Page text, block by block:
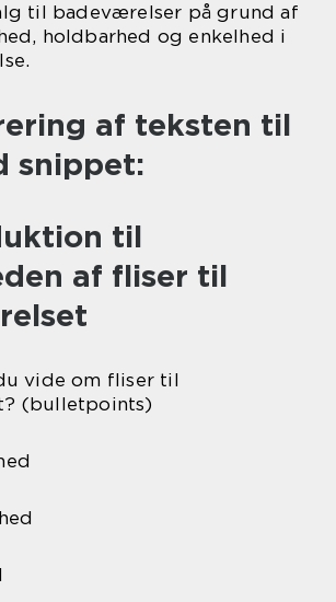
til badeværelser på grund af
holdbarhed og enkelhed i
af teksten til
snippet:
til
af fliser til
vide om fliser til
(bulletpoints)